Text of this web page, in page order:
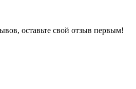
оставьте свой отзыв первым!